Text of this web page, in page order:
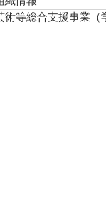
術等総合支援事業（